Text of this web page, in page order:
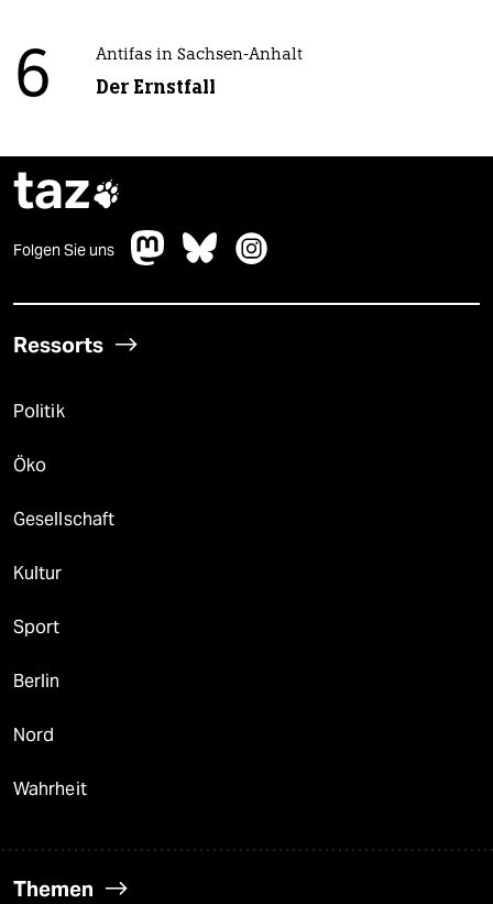
6 Antifas in Sachsen-Anhalt
Der Ernstfall
taz
Folgen Sie uns
Ressorts
Politik
Öko
Gesellschaft
Kultur
Sport
Berlin
Nord
Wahrheit
Themen